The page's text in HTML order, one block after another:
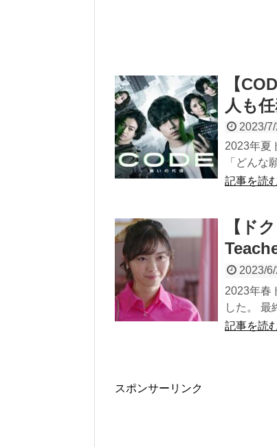
【
人も
2023/
2023年夏
「どんな
記事を読
【ド
2023/
2023年春
した。 最
記事を読
スポンサーリンク